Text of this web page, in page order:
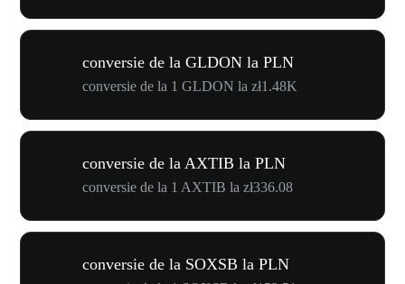
conversie de la GLDON la PLN
conversie de la 1 GLDON la zł1.48K
conversie de la AXTIB la PLN
conversie de la 1 AXTIB la zł336.08
conversie de la SOXSB la PLN